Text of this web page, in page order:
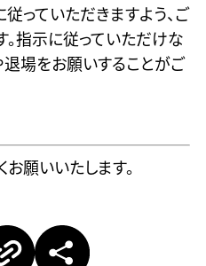
っていただきますよう、ご
指示に従っていただけな
場をお願いすることがご
願いいたします。